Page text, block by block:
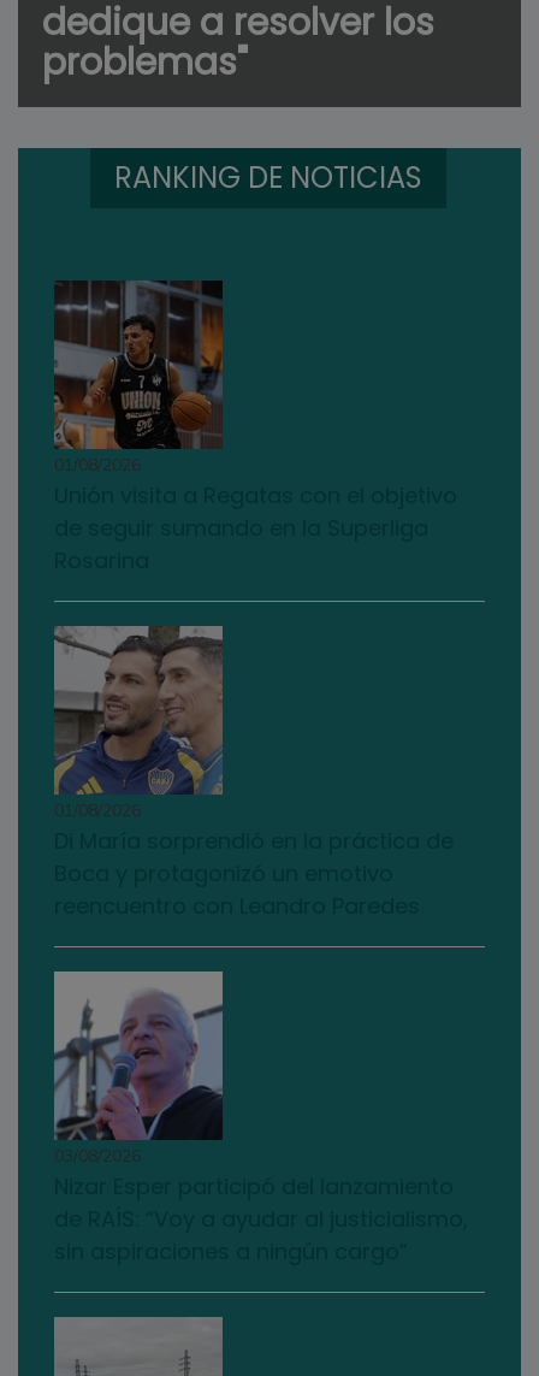
dedique a resolver los
problemas"
RANKING DE NOTICIAS
01/08/2026
01/08/2026
03/08/2026